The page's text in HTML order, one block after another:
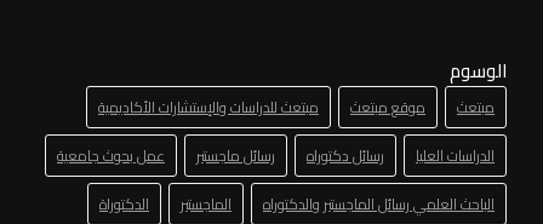
الوسوم
مبتعث موقع مبتعث
مبتعث للدراسات والإستشارات الأكاديمية
الدراسات العليا
رسائل دكتوراه رسائل ماجستير
عمل بحوث جامعية
الباحث العلمي رسائل الماجستير والدكتوراه
الماجستير
الدكتوراة